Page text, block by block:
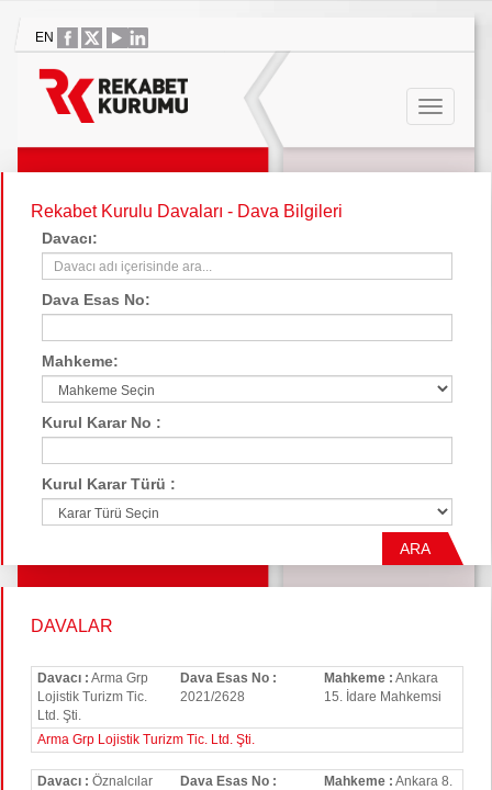
EN
Rekabet Kurulu Davaları - Dava Bilgileri
Davacı:
Dava Esas No:
Mahkeme:
Kurul Karar No :
Kurul Karar Türü :
ARA
DAVALAR
Davacı : Arma Grp
Lojistik Turizm Tic.
Ltd. Şti.
Dava Esas No :
2021/2628
Mahkeme : Ankara
15. İdare Mahkemsi
Arma Grp Lojistik Turizm Tic. Ltd. Şti.
Davacı : Öznalcılar
Dava Esas No :
Mahkeme : Ankara 8.